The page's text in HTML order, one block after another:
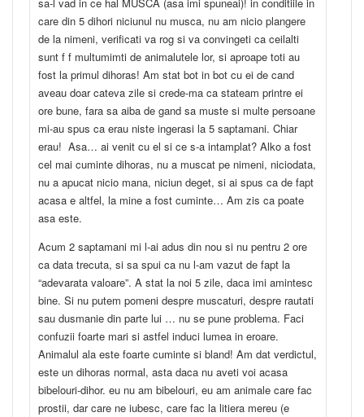
sa-l vad in ce hal MUSCA (asa imi spuneai)! in conditiile in
care din 5 dihori niciunul nu musca, nu am nicio plangere
de la nimeni, verificati va rog si va convingeti ca ceilalti
sunt f f multumimti de animalutele lor, si aproape toti au
fost la primul dihoras! Am stat bot in bot cu ei de cand
aveau doar cateva zile si crede-ma ca stateam printre ei
ore bune, fara sa aiba de gand sa muste si multe persoane
mi-au spus ca erau niste ingerasi la 5 saptamani. Chiar
erau! Asa… ai venit cu el si ce s-a intamplat? Alko a fost
cel mai cuminte dihoras, nu a muscat pe nimeni, niciodata,
nu a apucat nicio mana, niciun deget, si ai spus ca de fapt
acasa e altfel, la mine a fost cuminte… Am zis ca poate
asa este.
Acum 2 saptamani mi l-ai adus din nou si nu pentru 2 ore
ca data trecuta, si sa spui ca nu l-am vazut de fapt la
“adevarata valoare”. A stat la noi 5 zile, daca imi amintesc
bine. Si nu putem pomeni despre muscaturi, despre rautati
sau dusmanie din parte lui … nu se pune problema. Faci
confuzii foarte mari si astfel induci lumea in eroare.
Animalul ala este foarte cuminte si bland! Am dat verdictul,
este un dihoras normal, asta daca nu aveti voi acasa
bibelouri-dihor. eu nu am bibelouri, eu am animale care fac
prostii, dar care ne iubesc, care fac la litiera mereu (e